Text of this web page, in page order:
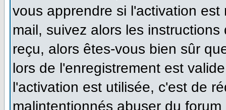
vous apprendre si l'activation
mail, suivez alors les
reçu, alors êtes-vous bien sûr
lors de l'enregistrement est
l'activation est utilisée, c'est de
malintentionnés abuser du